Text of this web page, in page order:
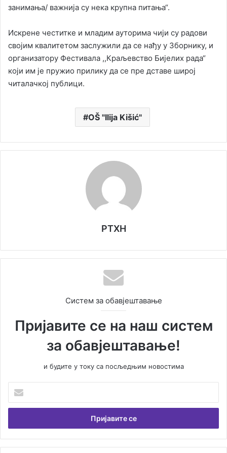
занимања/ важнија су нека крупна питања“.
Искрене честитке и младим ауторима чији су радови
својим квалитетом заслужили да се нађу у Зборнику, и
организатору Фестивала ,,Краљевство Бијелих рада“
који им је пружио прилику да се пре дставе широј
читалачкој публици.
OŠ "Ilija Kišić"
РТХН
Систем за обавјештавање
Пријавите се на наш систем
за обавјештавање!
и будите у току са посљедњим новостима
Вашу
емаил